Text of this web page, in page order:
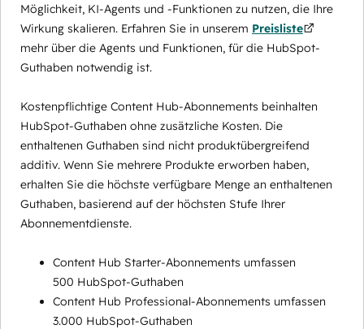
Möglichkeit, KI-Agents und -Funktionen zu nutzen, die Ihre
Wirkung skalieren. Erfahren Sie in unserem Preisliste
mehr über die Agents und Funktionen, für die HubSpot-
Guthaben notwendig ist.
Kostenpflichtige Content Hub-Abonnements beinhalten
HubSpot-Guthaben ohne zusätzliche Kosten. Die
enthaltenen Guthaben sind nicht produktübergreifend
additiv. Wenn Sie mehrere Produkte erworben haben,
erhalten Sie die höchste verfügbare Menge an enthaltenen
Guthaben, basierend auf der höchsten Stufe Ihrer
Abonnementdienste.
Content Hub Starter-Abonnements umfassen
500 HubSpot-Guthaben
Content Hub Professional-Abonnements umfassen
3.000 HubSpot-Guthaben